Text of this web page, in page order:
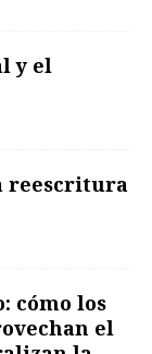
y el
reescritura
cómo los
el